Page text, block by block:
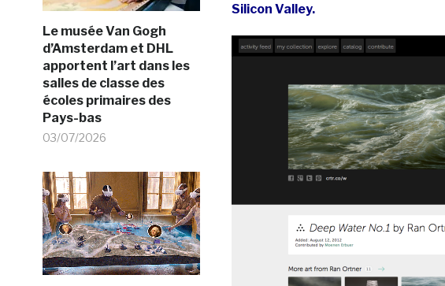
Le musée Van Gogh
d’Amsterdam et DHL
apportent l’art dans les
salles de classe des
écoles primaires des
Pays-bas
03/07/2026
Silicon Valley.